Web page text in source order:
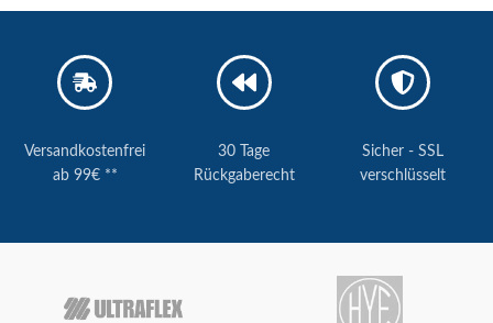
Versandkostenfrei
ab 99€ **
30 Tage
Rückgaberecht
Sicher - SSL
verschlüsselt